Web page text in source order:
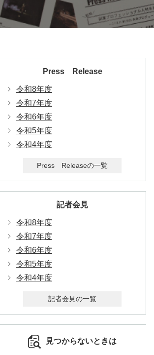
Press Release
令和8年度
令和7年度
令和6年度
令和5年度
令和4年度
Press Releaseの一覧
記者会見
令和8年度
令和7年度
令和6年度
令和5年度
令和4年度
記者会見の一覧
見つからないときは